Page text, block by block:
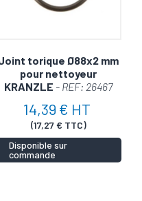
torique Ø88x2 mm
pour nettoyeur
KRANZLE - REF: 26467
14,39 € HT
(17,27 € TTC)
Disponible sur
commande